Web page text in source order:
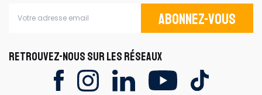
Abonnez-vous
RETROUVEZ-NOUS SUR LES RÉSEAUX